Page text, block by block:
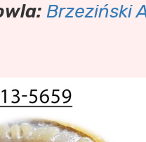
Brzeziński